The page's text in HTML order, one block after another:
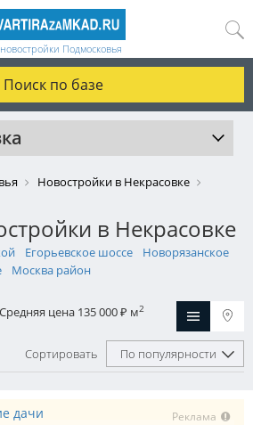
Подмосковья
Поиск по базе
Новостройки в Некрасовке
в Некрасовке
Егорьевское шоссе
Новорязанское
Москва район
Средняя цена 135 000 ₽ м2
Сортировать По популярности
Реклама
дачи